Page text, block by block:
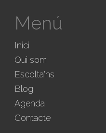
Menú
Inici
Qui som
Escolta'ns
Blog
Agenda
Contacte